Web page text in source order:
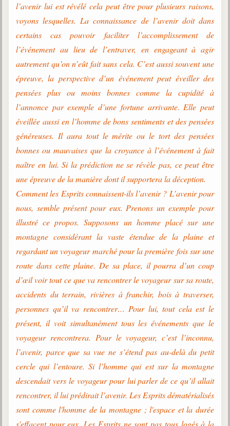
l’avenir lui est révélé cela peut être pour plusieurs raisons,
voyons lesquelles. La connaissance de l’avenir doit dans
certains cas pouvoir faciliter l’accomplissement de
l’événement au lieu de l’entraver, en engageant à agir
autrement qu’on n’eût fait sans cela. C’est aussi souvent une
épreuve, la perspective d’un événement peut éveiller des
pensées plus ou moins bonnes comme la cupidité à
l’annonce par exemple d’une fortune arrivante. Elle peut
éveillée aussi en l’homme de bons sentiments et des pensées
généreuses. Il aura tout le mérite ou le tort des pensées
bonnes ou mauvaises que la croyance à l’événement à fait
naître en lui. Si la prédiction ne se révèle pas, ce peut être
une épreuve de la manière dont il supportera la déception.
Comment les Esprits connaissent-ils l’avenir ? L’avenir pour
nous, semble présent pour eux. Prenons un exemple pour
illustré ce propos. Supposons un homme placé sur une
montagne considérant la vaste étendue de la plaine et
regardant un voyageur marché pour la première fois sur une
route dans cette plaine. De sa place, il pourra d’un coup
d’œil voir tout ce que va rencontrer le voyageur sur sa route,
accidents du terrain, rivières à franchir, bois à traverser,
personnes qu’il va rencontrer… Pour lui, tout cela est le
présent, il voit simultanément tous les événements que le
voyageur rencontrera. Pour le voyageur, c’est l’inconnu,
l’avenir, parce que sa vue ne s’étend pas au-delà du petit
cercle qui l’entoure. Si l’homme qui est sur la montagne
descendait vers le voyageur pour lui parler de ce qu’il allait
rencontrer, il lui prédirait l’avenir. Les Esprits dématérialisés
sont comme l'homme de la montagne ; l'espace et la durée
s'effacent pour eux. Les Esprits ne sont pas tous logés à la